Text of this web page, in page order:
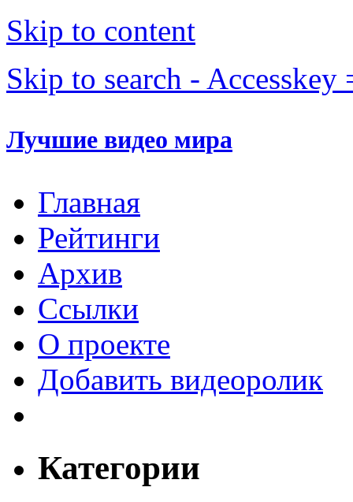
Skip to content
Skip to search - Accesskey
Лучшие видео мира
Главная
Рейтинги
Архив
Ссылки
О проекте
Добавить видеоролик
Категории